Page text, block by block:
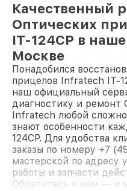
Качественный
Оптических
IT-124CP в
Москве
Понадобился
прицелов Infratech IT-
наш официальный
диагностику и ремонт
Infratech любой
знают особенности
124CP. Для удобства
заказы по номеру +7
мастерской по адресу
работы и запчасти
Обратитесь к нам — и